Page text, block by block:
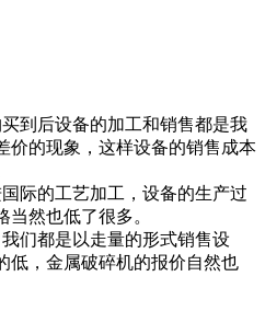
到后设备的加工和销售都是我
价的现象，这样设备的销售成本
际的工艺加工，设备的生产过
然也低了很多。
们都是以走量的形式销售设
低，金属破碎机的报价自然也